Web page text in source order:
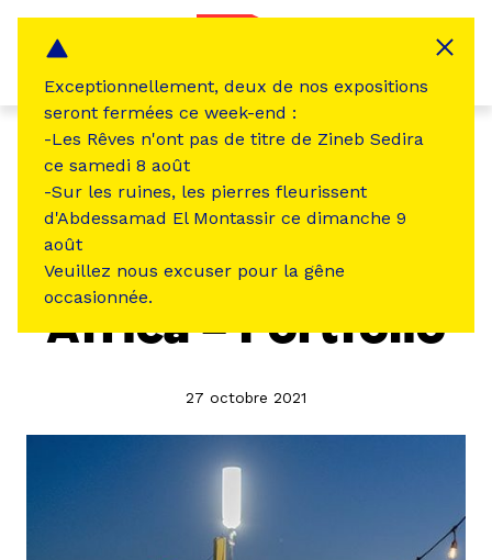
Here Comes Africa
ÇA S'EST PASSÉ À LA FRICHE
Here Comes
Africa – Portfolio
27 octobre 2021
Exceptionnellement, deux de nos expositions
seront fermées ce week-end :
-Les Rêves n'ont pas de titre de Zineb Sedira
ce samedi 8 août
-Sur les ruines, les pierres fleurissent
d'Abdessamad El Montassir ce dimanche 9
août
Veuillez nous excuser pour la gêne
occasionnée.
Panneau de gestion des cookies